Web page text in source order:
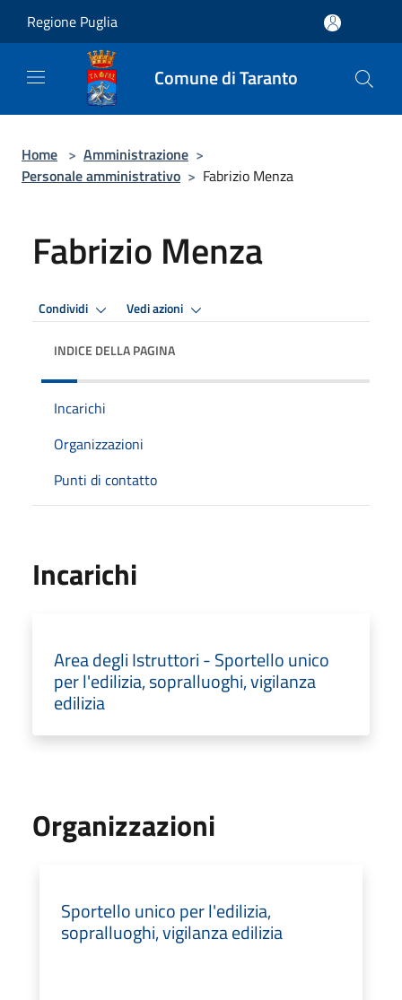
Regione Puglia
Comune di Taranto
Home > Amministrazione >
Personale amministrativo > Fabrizio Menza
Fabrizio Menza
Condividi Vedi azioni
INDICE DELLA PAGINA
Incarichi
Organizzazioni
Punti di contatto
Incarichi
Area degli Istruttori - Sportello unico
per l'edilizia, sopralluoghi, vigilanza
edilizia
Organizzazioni
Sportello unico per l'edilizia,
sopralluoghi, vigilanza edilizia